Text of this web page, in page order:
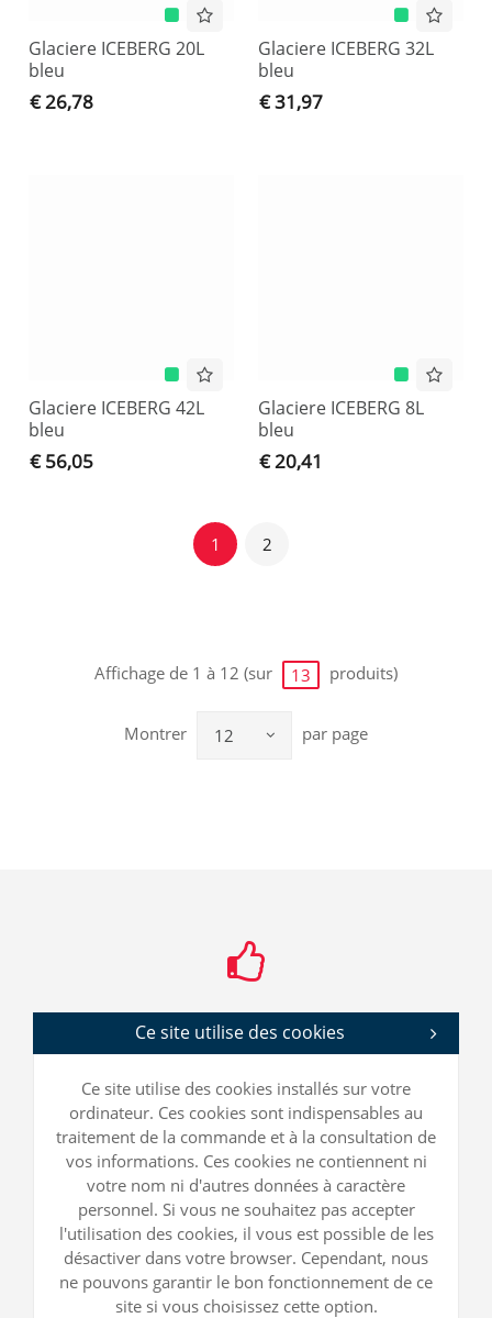
Glaciere ICEBERG 20L
bleu
€ 26,78
Glaciere ICEBERG 32L
bleu
€ 31,97
Glaciere ICEBERG 42L
bleu
€ 56,05
Glaciere ICEBERG 8L
bleu
€ 20,41
1 2
Affichage de 1 à 12 (sur 13 produits)
Montrer 12 par page
Ce site utilise des cookies
Ce site utilise des cookies installés sur votre
ordinateur. Ces cookies sont indispensables au
traitement de la commande et à la consultation de
vos informations. Ces cookies ne contiennent ni
votre nom ni d'autres données à caractère
personnel. Si vous ne souhaitez pas accepter
l'utilisation des cookies, il vous est possible de les
désactiver dans votre browser. Cependant, nous
ne pouvons garantir le bon fonctionnement de ce
site si vous choisissez cette option.